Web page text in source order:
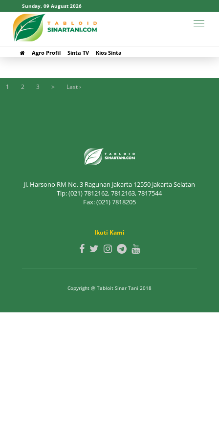
Sunday, 09 August 2026
Agro Profil Sinta TV Kios Sinta
#GERTAM nasional 2026
1 2 3 > Last ›
Jl. Harsono RM No. 3 Ragunan Jakarta 12550 Jakarta Selatan
Tlp: (021) 7812162, 7812163, 7817544
Fax: (021) 7818205
Ikuti Kami
Copyright @ Tabloit Sinar Tani 2018